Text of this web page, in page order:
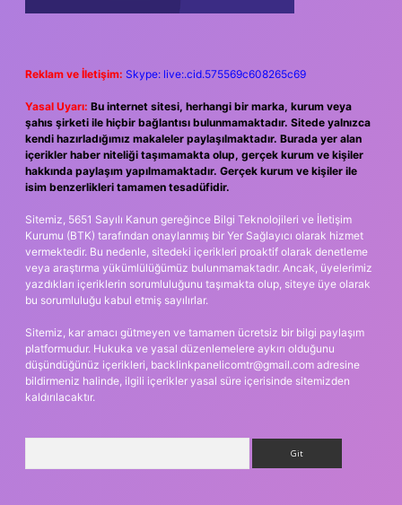
Reklam ve İletişim: Skype: live:.cid.575569c608265c69
Yasal Uyarı: Bu internet sitesi, herhangi bir marka, kurum veya
şahıs şirketi ile hiçbir bağlantısı bulunmamaktadır. Sitede yalnızca
kendi hazırladığımız makaleler paylaşılmaktadır. Burada yer alan
içerikler haber niteliği taşımamakta olup, gerçek kurum ve kişiler
hakkında paylaşım yapılmamaktadır. Gerçek kurum ve kişiler ile
isim benzerlikleri tamamen tesadüfidir.
Sitemiz, 5651 Sayılı Kanun gereğince Bilgi Teknolojileri ve İletişim
Kurumu (BTK) tarafından onaylanmış bir Yer Sağlayıcı olarak hizmet
vermektedir. Bu nedenle, sitedeki içerikleri proaktif olarak denetleme
veya araştırma yükümlülüğümüz bulunmamaktadır. Ancak, üyelerimiz
yazdıkları içeriklerin sorumluluğunu taşımakta olup, siteye üye olarak
bu sorumluluğu kabul etmiş sayılırlar.
Sitemiz, kar amacı gütmeyen ve tamamen ücretsiz bir bilgi paylaşım
platformudur. Hukuka ve yasal düzenlemelere aykırı olduğunu
düşündüğünüz içerikleri, backlinkpanelicomtr@gmail.com adresine
bildirmeniz halinde, ilgili içerikler yasal süre içerisinde sitemizden
kaldırılacaktır.